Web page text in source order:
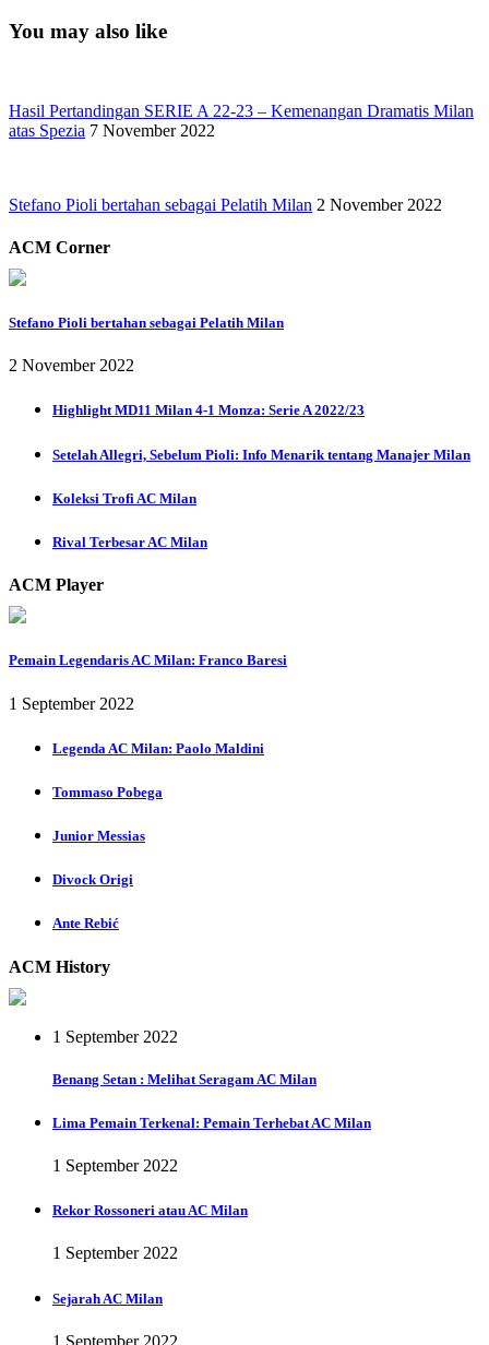
You may also like
Hasil Pertandingan SERIE A 22-23 – Kemenangan Dramatis Milan
atas Spezia 7 November 2022
Stefano Pioli bertahan sebagai Pelatih Milan 2 November 2022
ACM Corner
Stefano Pioli bertahan sebagai Pelatih Milan
2 November 2022
Highlight MD11 Milan 4-1 Monza: Serie A 2022/23
Setelah Allegri, Sebelum Pioli: Info Menarik tentang Manajer Milan
Koleksi Trofi AC Milan
Rival Terbesar AC Milan
ACM Player
Pemain Legendaris AC Milan: Franco Baresi
1 September 2022
Legenda AC Milan: Paolo Maldini
Tommaso Pobega
Junior Messias
Divock Origi
Ante Rebić
ACM History
1 September 2022
Benang Setan : Melihat Seragam AC Milan
Lima Pemain Terkenal: Pemain Terhebat AC Milan
1 September 2022
Rekor Rossoneri atau AC Milan
1 September 2022
Sejarah AC Milan
1 September 2022